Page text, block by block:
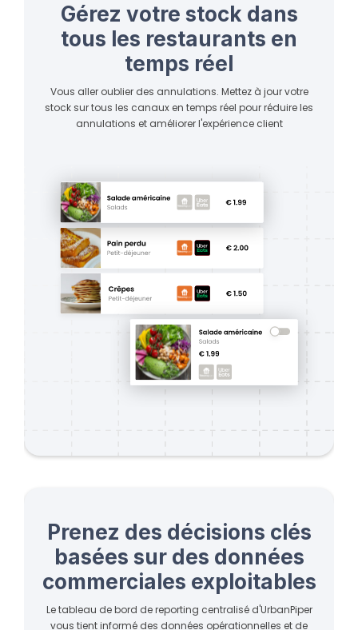
Gérez votre stock dans
tous les restaurants en
temps réel
Vous aller oublier des annulations. Mettez à jour votre
stock sur tous les canaux en temps réel pour réduire les
annulations et améliorer l'expérience client
Prenez des décisions clés
basées sur des données
commerciales exploitables
Le tableau de bord de reporting centralisé d'UrbanPiper
vous tient informé des données opérationnelles et de